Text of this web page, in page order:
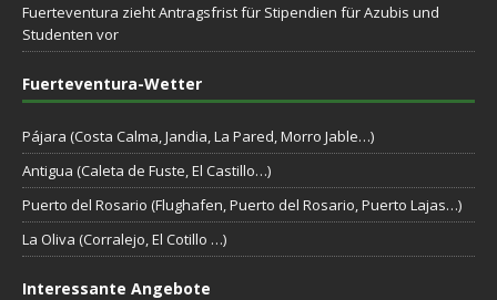
Fuerteventura zieht Antragsfrist für Stipendien für Azubis und
Studenten vor
Fuerteventura-Wetter
Pájara (Costa Calma, Jandia, La Pared, Morro Jable…)
Antigua (Caleta de Fuste, El Castillo…)
Puerto del Rosario (Flughafen, Puerto del Rosario, Puerto Lajas…)
La Oliva (Corralejo, El Cotillo …)
Interessante Angebote